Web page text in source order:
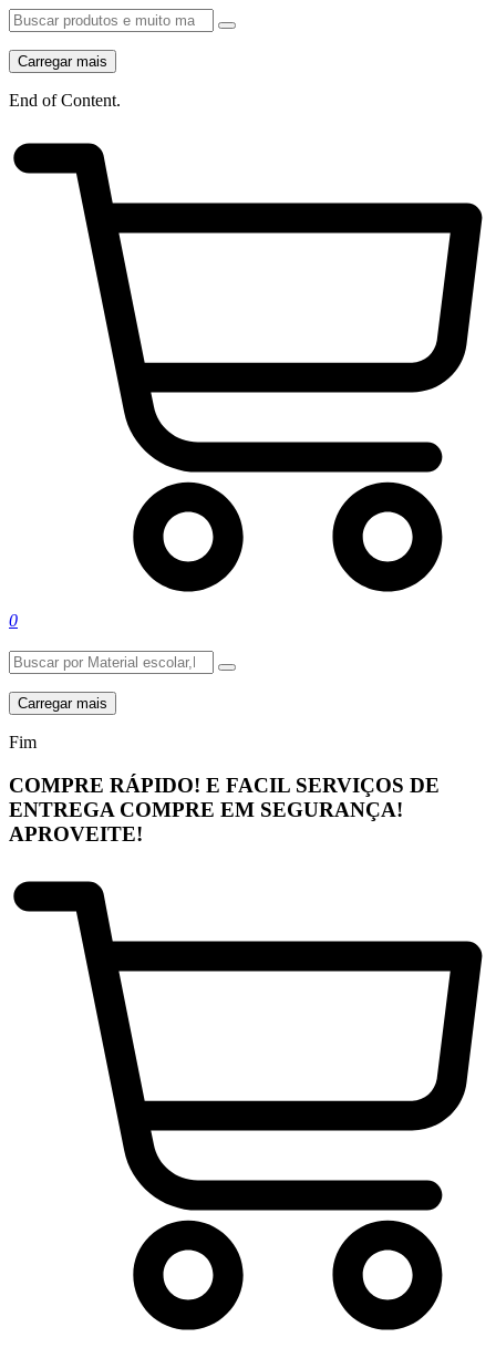
Carregar mais
End of Content.
0
Carregar mais
Fim
COMPRE RÁPIDO! E FACIL SERVIÇOS DE
ENTREGA COMPRE EM SEGURANÇA!
APROVEITE!